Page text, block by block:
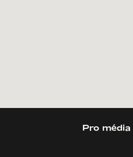
Pro média